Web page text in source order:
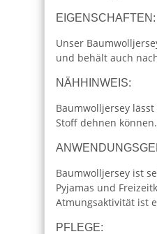
EIGENSCHAFTEN:
Unser
und behält auch
NÄHHINWEIS:
Baumwolljersey
Stoff dehnen
Baumwolljersey ist
Pyjamas und
Atmungsaktivität ist
PFLEGE: